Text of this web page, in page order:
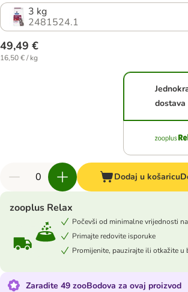
3 kg
2481524.1
49,49 €
16,50 € / kg
dostava
Dodaj u košaricu
zooplus Relax
Počevši od minimalne vrijednosti
Primajte redovite isporuke
Promijenite, pauzirajte ili otkažite u
Zaradite 49 zooBodova za ovaj proizvod